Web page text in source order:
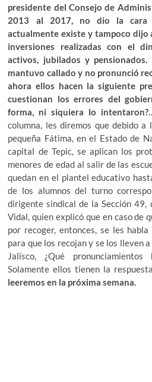
presidente del Consejo de
2013 al 2017, no dio la cara
actualmente existe y tampoco dijo
inversiones realizadas con el
activos, jubilados y
mantuvo callado y no pronunció
ahora ellos hacen la siguiente
cuestionan los errores del
forma, ni siquiera lo
columna, les diremos que debido
pequeña Fátima, en el Estado de
capital de Tepic, se aplican los
menores de edad al salir de las
quedan en el plantel educativo
de los alumnos del turno
dirigente sindical de la Sección 49,
Vidal, quien explicó que en caso de
por recoger, entonces, se les
para que los recojan y se los lleven
Jalisco, ¿Qué
Solamente ellos tienen la
leeremos en la próxima semana.